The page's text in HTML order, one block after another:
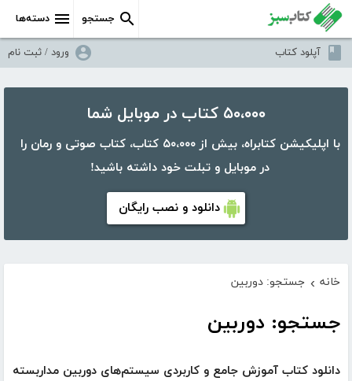
دسته‌ها جستجو
آپلود کتاب ورود / ثبت نام
۵۰،۰۰۰ کتاب در موبایل شما
با اپلیکیشن کتابراه، بیش از ۵۰،۰۰۰ کتاب، کتاب صوتی و رمان را
در موبایل و تبلت خود داشته باشید!
دانلود و نصب رایگان
خانه › جستجو: دوربین
جستجو: دوربین
دانلود کتاب آموزش جامع و کاربردی سیستم‌های دوربین مداربسته